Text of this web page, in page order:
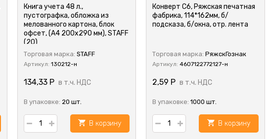
Книга учета 48 л.,
пустографка, обложка из
мелованного картона, блок
офсет, (А4 200х290 мм), STAFF
(20)
Торговая марка: STAFF
Артикул: 130212-н
134,33 Р в т.ч. НДС
В упаковке: 20 шт.
В корзину
Конверт C6, Ряжская печатная
фабрика, 114*162мм, б/
подсказа, б/окна, отр. лента
Торговая марка: РяжскГознак
Артикул: 4607122772127-н
2,59 Р в т.ч. НДС
В упаковке: 1000 шт.
В корзину